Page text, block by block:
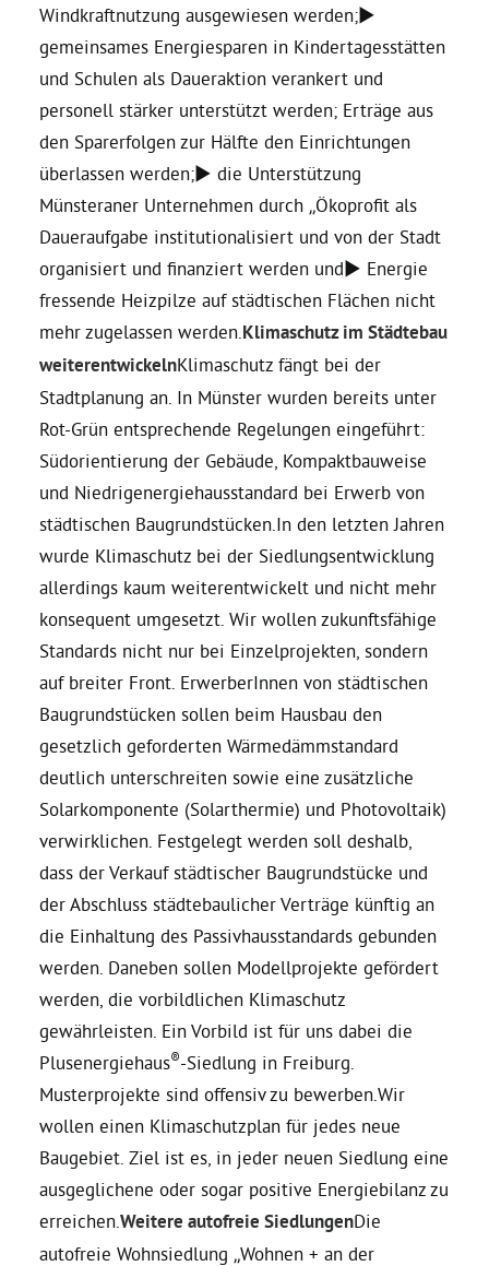
Windkraftnutzung ausgewiesen werden;►
gemeinsames Energiesparen in Kindertagesstätten
und Schulen als Daueraktion verankert und
personell stärker unterstützt werden; Erträge aus
den Sparerfolgen zur Hälfte den Einrichtungen
überlassen werden;► die Unterstützung
Münsteraner Unternehmen durch „Ökoprofit als
Daueraufgabe institutionalisiert und von der Stadt
organisiert und finanziert werden und► Energie
fressende Heizpilze auf städtischen Flächen nicht
mehr zugelassen werden. Klimaschutz im Städtebau
weiterentwickelnKlimaschutz fängt bei der
Stadtplanung an. In Münster wurden bereits unter
Rot-Grün entsprechende Regelungen eingeführt:
Südorientierung der Gebäude, Kompaktbauweise
und Niedrigenergiehausstandard bei Erwerb von
städtischen Baugrundstücken.In den letzten Jahren
wurde Klimaschutz bei der Siedlungsentwicklung
allerdings kaum weiterentwickelt und nicht mehr
konsequent umgesetzt. Wir wollen zukunftsfähige
Standards nicht nur bei Einzelprojekten, sondern
auf breiter Front. ErwerberInnen von städtischen
Baugrundstücken sollen beim Hausbau den
gesetzlich geforderten Wärmedämmstandard
deutlich unterschreiten sowie eine zusätzliche
Solarkomponente (Solarthermie) und Photovoltaik)
verwirklichen. Festgelegt werden soll deshalb,
dass der Verkauf städtischer Baugrundstücke und
der Abschluss städtebaulicher Verträge künftig an
die Einhaltung des Passivhausstandards gebunden
werden. Daneben sollen Modellprojekte gefördert
werden, die vorbildlichen Klimaschutz
gewährleisten. Ein Vorbild ist für uns dabei die
Plusenergiehaus®-Siedlung in Freiburg.
Musterprojekte sind offensiv zu bewerben.Wir
wollen einen Klimaschutzplan für jedes neue
Baugebiet. Ziel ist es, in jeder neuen Siedlung eine
ausgeglichene oder sogar positive Energiebilanz zu
erreichen.Weitere autofreie SiedlungenDie
autofreie Wohnsiedlung „Wohnen + an der